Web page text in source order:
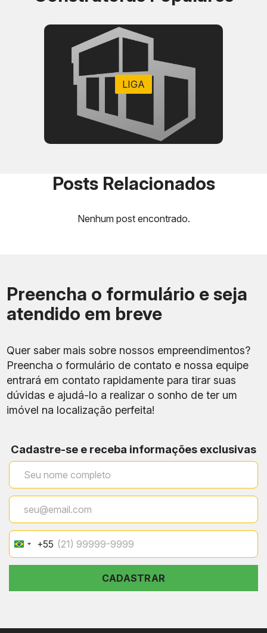
Referência Localização
Acessos pela Rua São
Botafogo
Praia
Shopping
Praia de Botafogo, 400
serviços
RioSul
Shopping
Rua Lauro Müller, 116
e
Casa e
Rua General Severiano, 97
Guimarães
LIGA
Posts Relacionados
Nenhum post encontrado.
Preencha o formulário e seja
atendido em breve
Quer saber mais sobre nossos empreendimentos?
Preencha o formulário de contato e nossa equipe
entrará em contato rapidamente para tirar suas
dúvidas e ajudá-lo a realizar o sonho de ter um
imóvel na localização perfeita!
Cadastre-se e receba informações exclusivas
Brazil
+55
+55
CADASTRAR